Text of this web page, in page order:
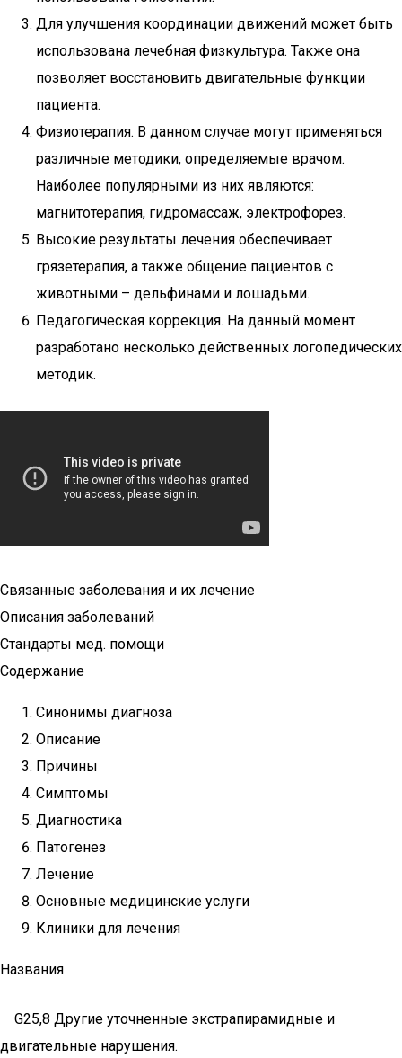
Для улучшения координации движений может быть
использована лечебная физкультура. Также она
позволяет восстановить двигательные функции
пациента.
Физиотерапия. В данном случае могут применяться
различные методики, определяемые врачом.
Наиболее популярными из них являются:
магнитотерапия, гидромассаж, электрофорез.
Высокие результаты лечения обеспечивает
грязетерапия, а также общение пациентов с
животными – дельфинами и лошадьми.
Педагогическая коррекция. На данный момент
разработано несколько действенных логопедических
методик.
Связанные заболевания и их лечение
Описания заболеваний
Стандарты мед. помощи
Содержание
Синонимы диагноза
Описание
Причины
Симптомы
Диагностика
Патогенез
Лечение
Основные медицинские услуги
Клиники для лечения
Названия
G25,8 Другие уточненные экстрапирамидные и
двигательные нарушения.